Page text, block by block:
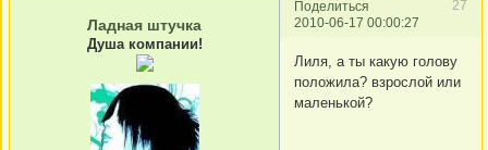
Поделиться
27
2010-06-17 00:00:27
Ладная штучка
Душа компании!
Лиля, а ты какую голову
положила? взрослой или
маленькой?